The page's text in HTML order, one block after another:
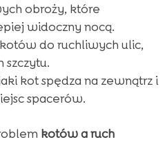
obroży, które
widoczny nocą.
do ruchliwych ulic,
szczytu.
kot spędza na zewnątrz i
spacerów.
kotów a ruch